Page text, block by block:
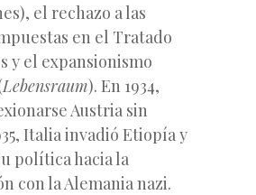
el rechazo a las
en el Tratado
y el expansionismo
Lebensraum). En 1934,
Austria sin
Italia invadió Etiopía y
política hacia la
con la Alemania nazi.